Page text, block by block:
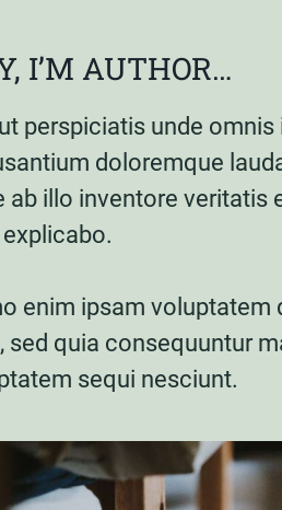
I’M AUTHOR…
perspiciatis unde
doloremque
ab illo inventore veritatis
enim ipsam voluptatem
sed quia consequuntur
sequi nesciunt.